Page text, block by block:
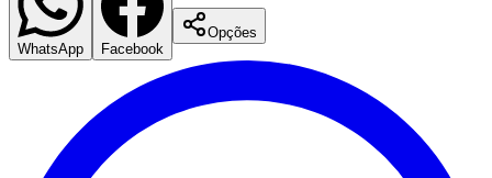
WhatsApp Facebook
Opções